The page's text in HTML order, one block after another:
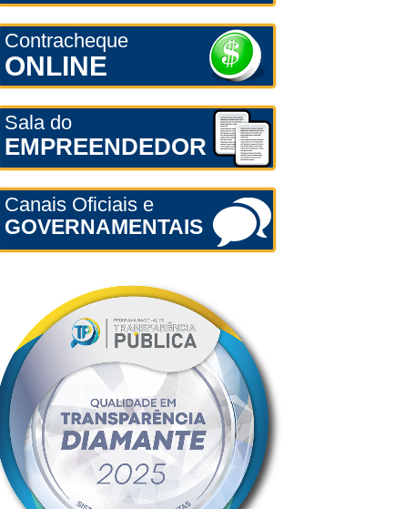
Contracheque
ONLINE
Sala do
EMPREENDEDOR
Canais Oficiais e
GOVERNAMENTAIS